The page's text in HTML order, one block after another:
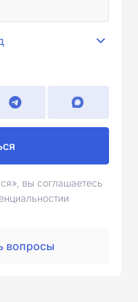
вы соглашаетесь
вопросы